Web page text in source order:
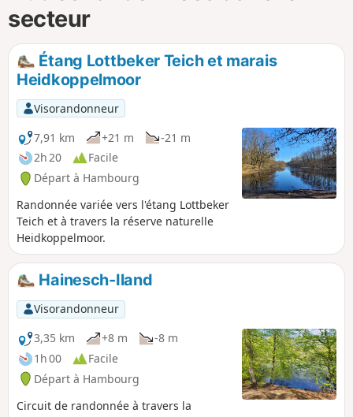
secteur
Étang Lottbeker Teich et marais
Heidkoppelmoor
Visorandonneur
7,91 km
+21 m
-21 m
2h 20
Facile
Départ à Hambourg
Randonnée variée vers l'étang Lottbeker
Teich et à travers la réserve naturelle
Heidkoppelmoor.
Hainesch-Iland
Visorandonneur
3,35 km
+8 m
-8 m
1h 00
Facile
Départ à Hambourg
Circuit de randonnée à travers la